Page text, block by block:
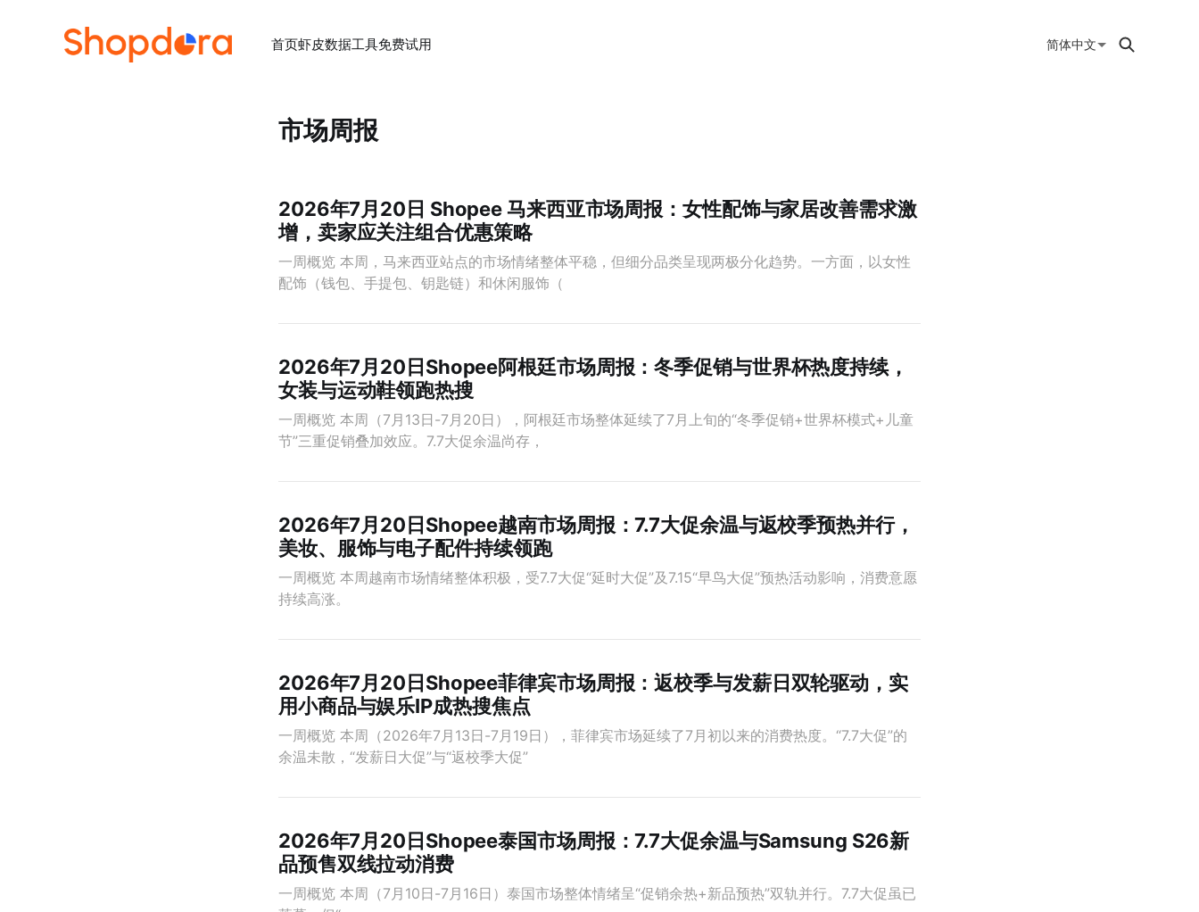
首页虾皮数据工具免费试用 简体中文
市场周报
2026年7月20日 Shopee 马来西亚市场周报：女性配饰与家居改善需求激
增，卖家应关注组合优惠策略
一周概览 本周，马来西亚站点的市场情绪整体平稳，但细分品类呈现两极分化趋势。一方面，以女性
配饰（钱包、手提包、钥匙链）和休闲服饰（
2026年7月20日Shopee阿根廷市场周报：冬季促销与世界杯热度持续，
女装与运动鞋领跑热搜
一周概览 本周（7月13日-7月20日），阿根廷市场整体延续了7月上旬的“冬季促销+世界杯模式+儿童
节”三重促销叠加效应。7.7大促余温尚存，
2026年7月20日Shopee越南市场周报：7.7大促余温与返校季预热并行，
美妆、服饰与电子配件持续领跑
一周概览 本周越南市场情绪整体积极，受7.7大促“延时大促”及7.15“早鸟大促”预热活动影响，消费意愿
持续高涨。
2026年7月20日Shopee菲律宾市场周报：返校季与发薪日双轮驱动，实
用小商品与娱乐IP成热搜焦点
一周概览 本周（2026年7月13日-7月19日），菲律宾市场延续了7月初以来的消费热度。“7.7大促”的
余温未散，“发薪日大促”与“返校季大促”
2026年7月20日Shopee泰国市场周报：7.7大促余温与Samsung S26新
品预售双线拉动消费
一周概览 本周（7月10日-7月16日）泰国市场整体情绪呈“促销余热+新品预热”双轨并行。7.7大促虽已